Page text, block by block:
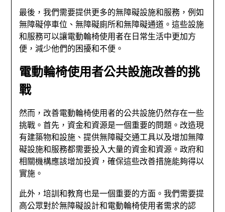
最後，我們需要提供更多的無障礙設施和服務，例如
無障礙停車位、無障礙廁所和無障礙通道。這些設施
和服務可以讓電動輪椅使用者在日常生活中更加方
便，減少他們的困擾和不便。
電動輪椅使用者公共設施改善的挑
戰
然而，改善電動輪椅使用者的公共設施仍然存在一些
挑戰。首先，資金和資源是一個重要的問題。改造現
有建築物和設施、提供無障礙交通工具以及增加無障
礙設施和服務都需要投入大量的資金和資源。政府和
相關機構應該增加投資，確保這些改善措施能夠得以
實施。
此外，培訓和教育也是一個重要的方面。我們需要提
高公眾對於無障礙設計和電動輪椅使用者需求的認